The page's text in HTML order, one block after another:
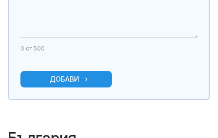
0 от 500
ДОБАВИ